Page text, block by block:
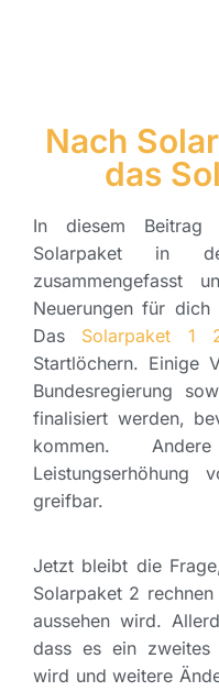
Nach
das
In diesem
Solarpaket in
zusammengefasst
Neuerungen für dich
Das Solarpaket 1
Startlöchern. Einige
Bundesregierung
finalisiert werden,
kommen.
Leistungserhöhung
greifbar.
Jetzt bleibt die
Solarpaket 2
aussehen wird.
dass es ein zweites
wird und weitere